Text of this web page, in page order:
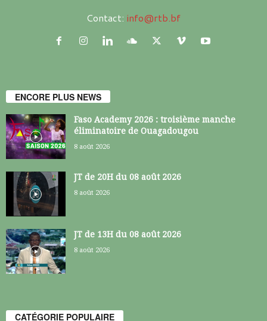
Contact: info@rtb.bf
ENCORE PLUS NEWS
Faso Academy 2026 : troisième manche
éliminatoire de Ouagadougou
8 août 2026
JT de 20H du 08 août 2026
8 août 2026
JT de 13H du 08 août 2026
8 août 2026
CATÉGORIE POPULAIRE